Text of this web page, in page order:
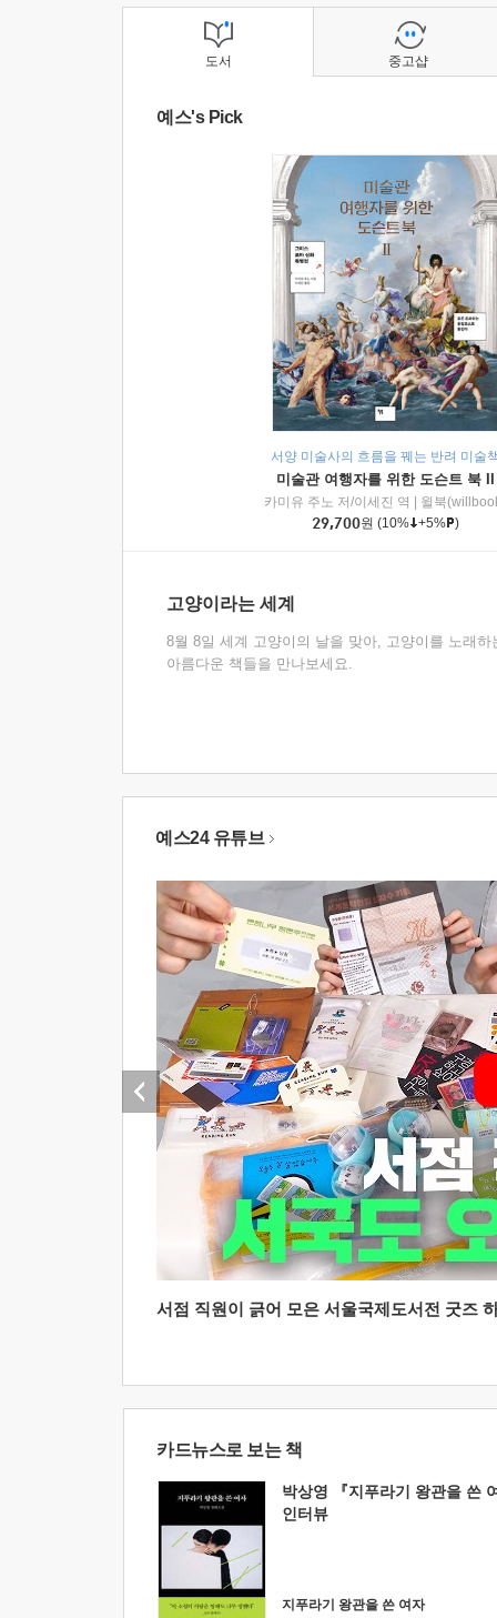
도서
예스's Pick
서양 미술사의 흐름을 꿰는 반려 미술
미술관 여행자를 위한 도슨트 북 II
카미유 주노 저/이세진 역
윌북
29,700원 (10% +5% )
고양이라는 세계
8월 8일 세계 고양이의 날을 맞아, 고양이를 노래하
아름다운 책들을 만나보세요.
중고샵
예스24 유튜브
서점 직원이 긁어 모은 서울국제도서전 굿즈
카드뉴스로 보는 책
박상영 『지푸라기 왕관을 쓴
인터뷰
지푸라기 왕관을 쓴 여자